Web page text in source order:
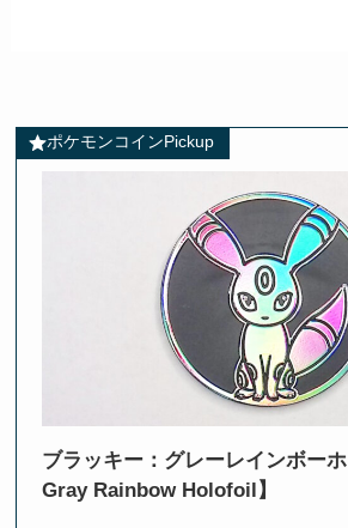
ポケモンコインPickup
ブラッキー：グレーレインボー
Gray Rainbow Holofoil】